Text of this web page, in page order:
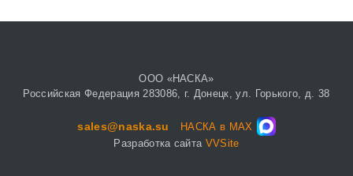
ООО «НАСКА»
Российская Федерация 283086, г. Донецк, ул. Горького, д. 38
sales@naska.su
НАСКА в MAX
Разработка сайта VVSite